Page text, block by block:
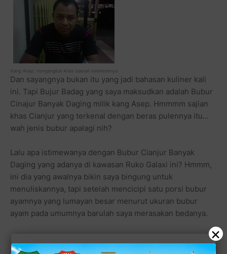
Kang Asep, mengangkat khas daerah kelahirannya
Dan sayangnya bukan itu yang jadi bahasan kuliner kali
ini. Tapi Bujur Badag yang saya maksudkan adalah Bubur
Cinajur Banyak Daging milik kang Asep. Hmmmm sajian
khas Cianjur yang terkenal dengan beras pulennya itu...
wah jenis bubur apalagi nih?
Lalu apa istimewanya dengan Bubur Cianjur Banyak
Daging yang adanya di kawasan Ruko Galaxi ini? Hmmm,
ini dia yang awalnya bikin saya bingung untuk
menuliskannya, tapi setelah mencicipi satu porsi bubur
ayamnya yang lumayan besar menurut ukuran bubur
ayam pada umumnya barulah saya merasakan bedanya.
×